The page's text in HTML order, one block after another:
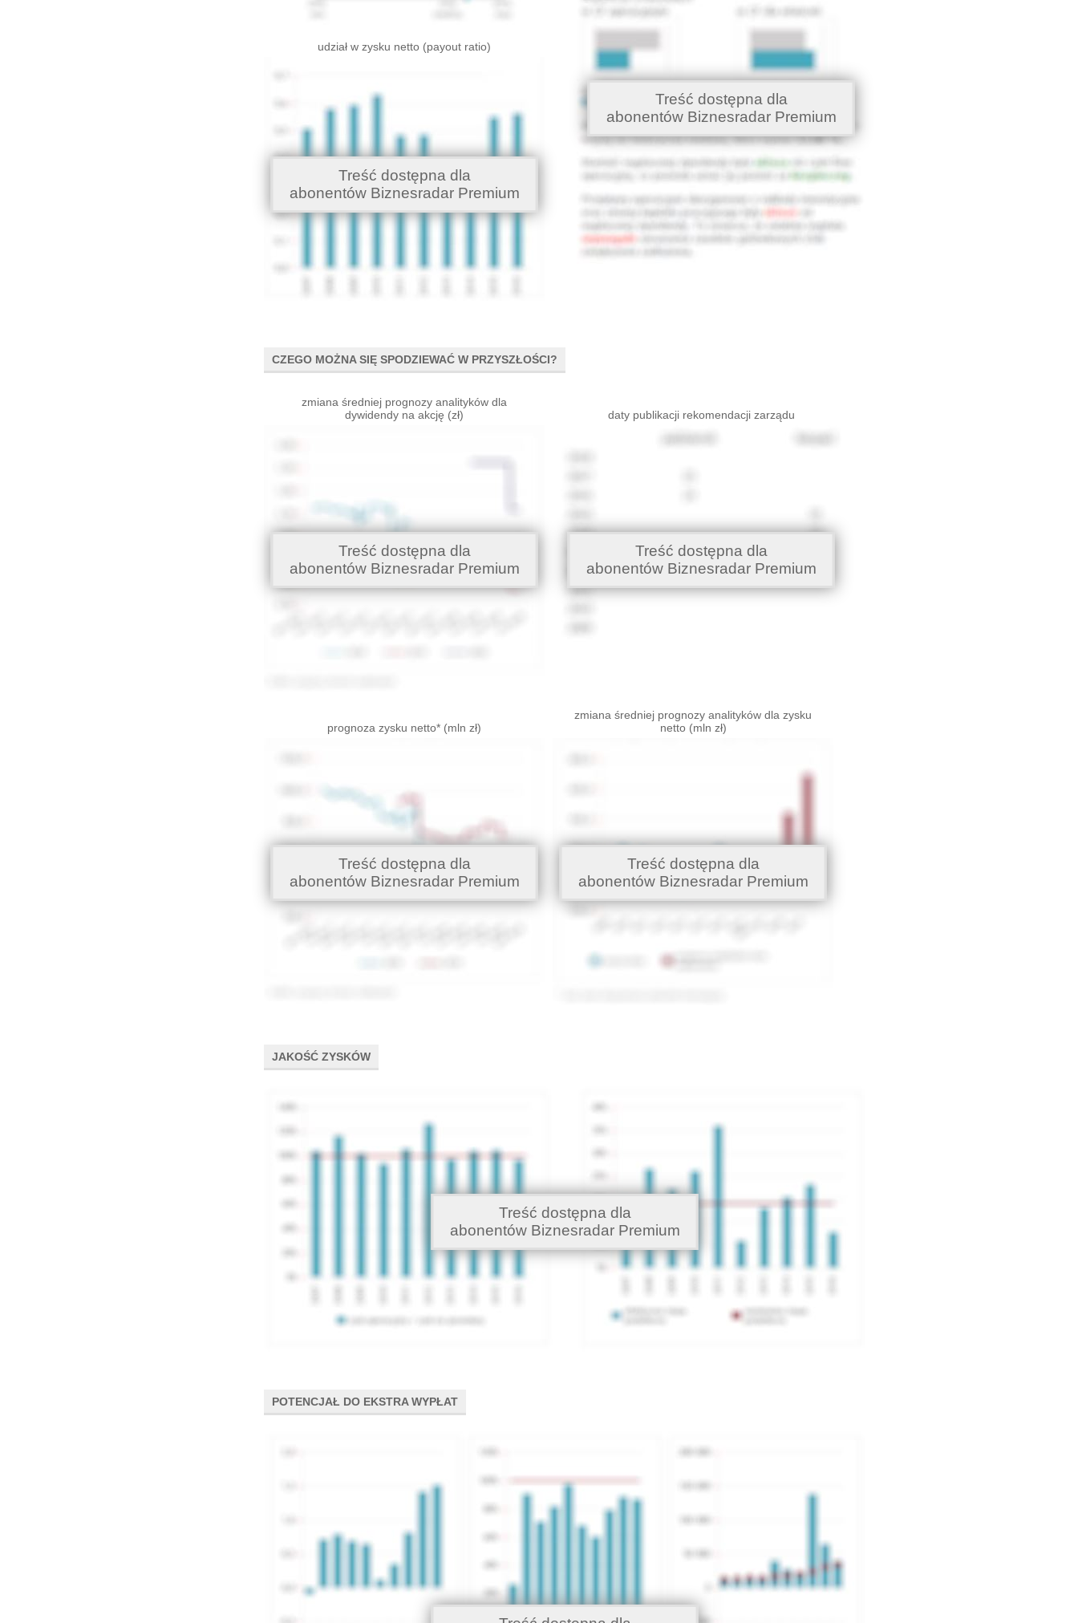
udział w zysku netto (payout ratio)
Treść dostępna dla
abonentów Biznesradar Premium
Treść dostępna dla
abonentów Biznesradar Premium
CZEGO MOŻNA SIĘ SPODZIEWAĆ W PRZYSZŁOŚCI?
zmiana średniej prognozy analityków dla
dywidendy na akcję (zł)
Treść dostępna dla
abonentów Biznesradar Premium
daty publikacji rekomendacji zarządu
Treść dostępna dla
abonentów Biznesradar Premium
prognoza zysku netto* (mln zł)
Treść dostępna dla
abonentów Biznesradar Premium
zmiana średniej prognozy analityków dla zysku
netto (mln zł)
Treść dostępna dla
abonentów Biznesradar Premium
JAKOŚĆ ZYSKÓW
Treść dostępna dla
abonentów Biznesradar Premium
POTENCJAŁ DO EKSTRA WYPŁAT